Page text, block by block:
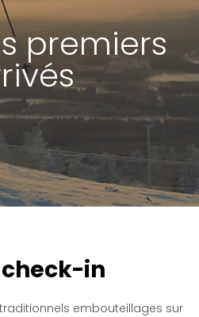
premiers
in
embouteillages sur